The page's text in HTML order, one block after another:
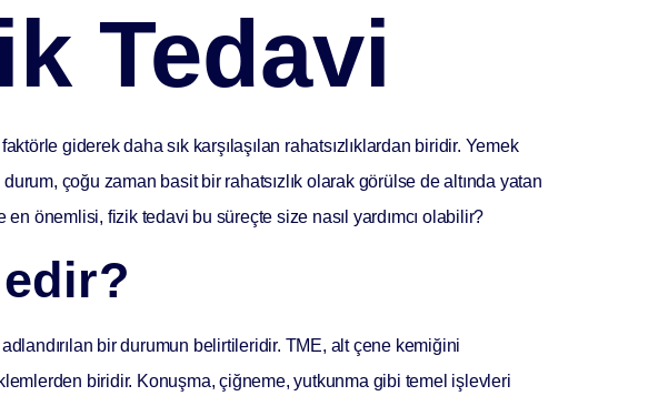
Tedavi
giderek daha sık karşılaşılan rahatsızlıklardan biridir. Yemek
çoğu zaman basit bir rahatsızlık olarak görülse de altında yatan
önemlisi, fizik tedavi bu süreçte size nasıl yardımcı olabilir?
bir durumun belirtileridir. TME, alt çene kemiğini
biridir. Konuşma, çiğneme, yutkunma gibi temel işlevleri